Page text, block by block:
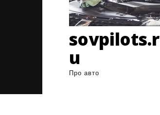
sovpilots.r
u
Про авто